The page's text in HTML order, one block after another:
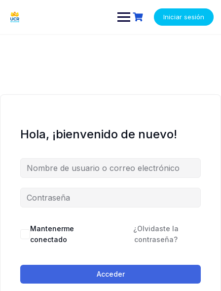
contenido
Iniciar sesión
Hola, ¡bienvenido de nuevo!
Mantenerme
conectado
¿Olvidaste la
contraseña?
Acceder